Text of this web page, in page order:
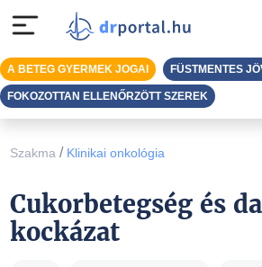
Szakma / Klinikai onkológia
Cukorbetegség és
kockázat
A BETEG GYERMEK JOGAI FÜSTMENTES
FOKOZOTTAN ELLENŐRZÖTT SZEREK